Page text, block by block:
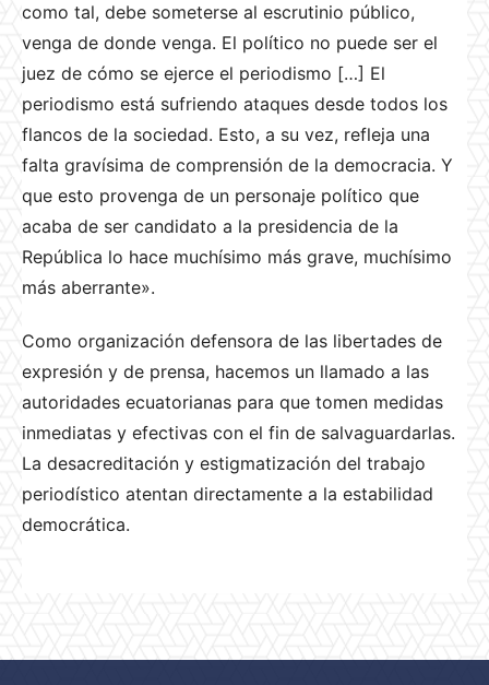
como tal, debe someterse al escrutinio público,
venga de donde venga. El político no puede ser el
juez de cómo se ejerce el periodismo […] El
periodismo está sufriendo ataques desde todos los
flancos de la sociedad. Esto, a su vez, refleja una
falta gravísima de comprensión de la democracia. Y
que esto provenga de un personaje político que
acaba de ser candidato a la presidencia de la
República lo hace muchísimo más grave, muchísimo
más aberrante».
Como organización defensora de las libertades de
expresión y de prensa, hacemos un llamado a las
autoridades ecuatorianas para que tomen medidas
inmediatas y efectivas con el fin de salvaguardarlas.
La desacreditación y estigmatización del trabajo
periodístico atentan directamente a la estabilidad
democrática.